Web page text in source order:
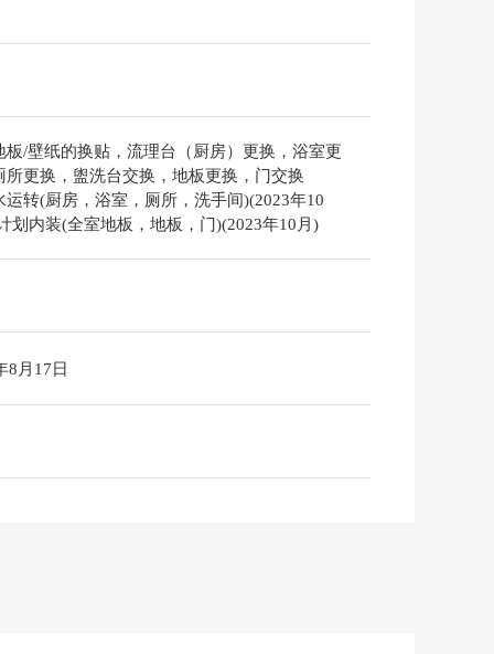
板/壁纸的换贴，流理台（厨房）更换，浴室更
所更换，盥洗台交换，地板更换，门交换
运转(厨房，浴室，厕所，洗手间)(2023年10
划内装(全室地板，地板，门)(2023年10月)
8月17日